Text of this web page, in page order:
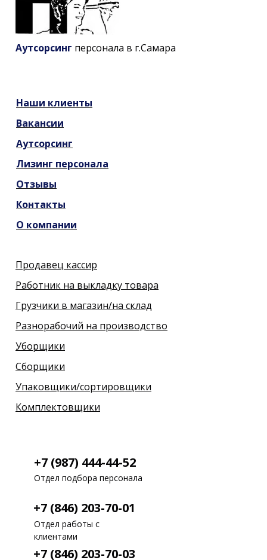
Комплектовщики
Упаковщики/сортировщики
Сборщики
Уборщики
Разнорабочий на производство
Грузчики в магазин/на склад
Работник на выкладку товара
Продавец кассир
Отдел работы с
клиентами
+7 (846) 203-70-03
+7 (846) 203-70-01
+7 (987) 444-44-52
Отдел подбора персонала
О компании
Контакты
Отзывы
Лизинг персонала
Аутсорсинг
Вакансии
Наши клиенты
Аутсорсинг персонала в г.Самара